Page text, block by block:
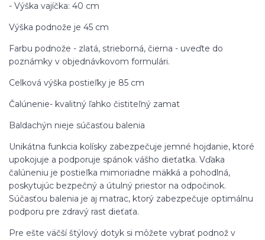
- Výška vajíčka: 40 cm
Výška podnože je 45 cm
Farbu podnože - zlatá, strieborná, čierna - uveďte do
poznámky v objednávkovom formulári.
Celková výška postieľky je 85 cm
Čalúnenie- kvalitný ľahko čistiteľný zamat
Baldachýn nieje súčasťou balenia
Unikátna funkcia kolísky zabezpečuje jemné hojdanie, ktoré
upokojuje a podporuje spánok vášho dieťatka. Vďaka
čalúneniu je postieľka mimoriadne mäkká a pohodlná,
poskytujúc bezpečný a útulný priestor na odpočinok.
Súčasťou balenia je aj matrac, ktorý zabezpečuje optimálnu
podporu pre zdravý rast dieťaťa.
Pre ešte väčší štýlový dotyk si môžete vybrať podnož v